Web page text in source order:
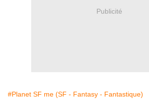
Publicité
#Planet SF me (SF - Fantasy - Fantastique)